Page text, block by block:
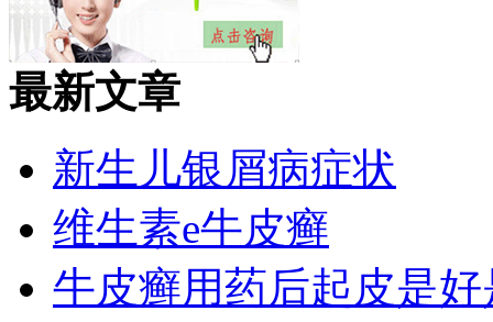
最新文章
新生儿银屑病症状
维生素e牛皮癣
牛皮癣用药后起皮是好